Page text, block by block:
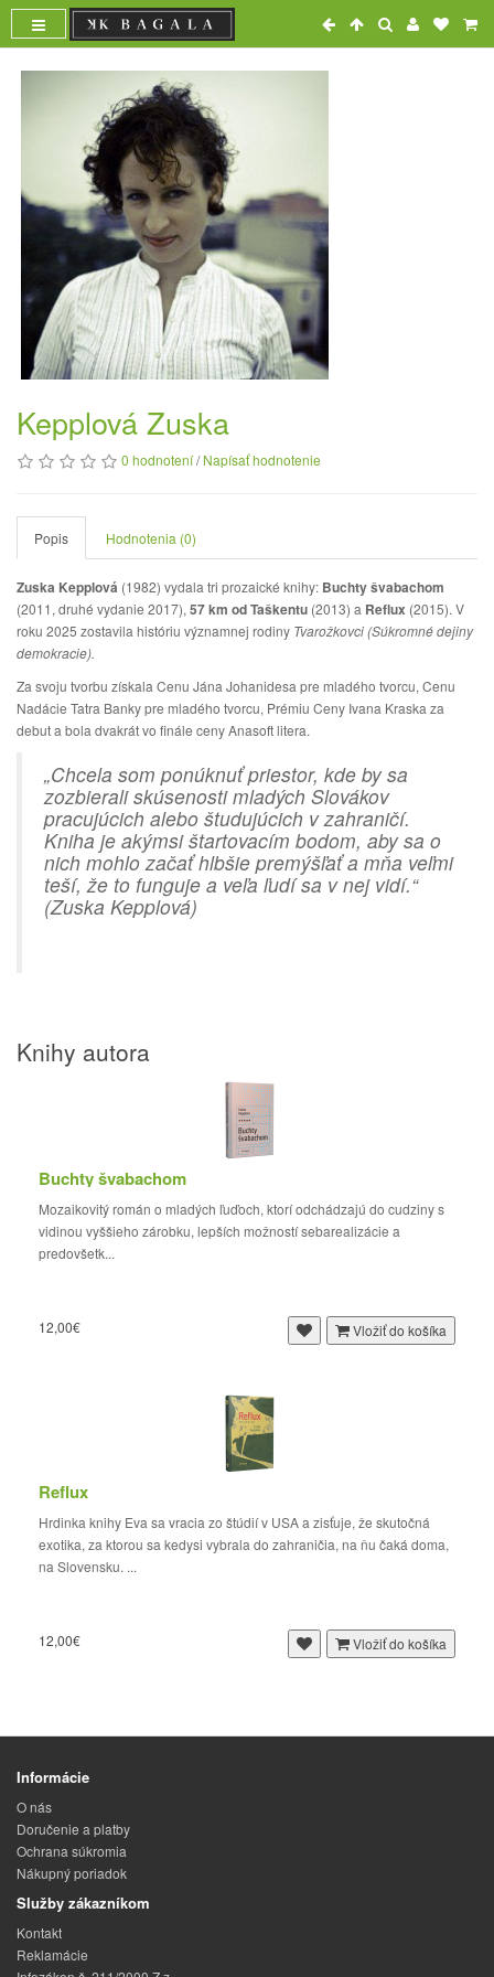
Kepplová Zuska
0 hodnotení/Napísať hodnotenie
Popis Hodnotenia (0)
Zuska Kepplová (1982) vydala tri prozaické knihy: Buchty švabachom
(2011, druhé vydanie 2017), 57 km od Taškentu (2013) a Reflux (2015). V
roku 2025 zostavila históriu významnej rodiny Tvarožkovci (Súkromné dejiny
demokracie).
Za svoju tvorbu získala Cenu Jána Johanidesa pre mladého tvorcu, Cenu
Nadácie Tatra Banky pre mladého tvorcu, Prémiu Ceny Ivana Kraska za
debut a bola dvakrát vo finále ceny Anasoft litera.
„Chcela som ponúknuť priestor, kde by sa
zozbierali skúsenosti mladých Slovákov
pracujúcich alebo študujúcich v zahraničí.
Kniha je akýmsi štartovacím bodom, aby sa o
nich mohlo začať hlbšie premýšľať a mňa veľmi
teší, že to funguje a veľa ľudí sa v nej vidí.“
(Zuska Kepplová)
Knihy autora
Buchty švabachom
Mozaikovitý román o mladých ľuďoch, ktorí odchádzajú do cudziny s
vidinou vyššieho zárobku, lepších možností sebarealizácie a
predovšetk...
12,00€ Vložiť do košíka
Reflux
Hrdinka knihy Eva sa vracia zo štúdií v USA a zisťuje, že skutočná
exotika, za ktorou sa kedysi vybrala do zahraničia, na ňu čaká doma,
na Slovensku. ...
12,00€ Vložiť do košíka
Informácie
O nás
Doručenie a platby
Ochrana súkromia
Nákupný poriadok
Služby zákazníkom
Kontakt
Reklamácie